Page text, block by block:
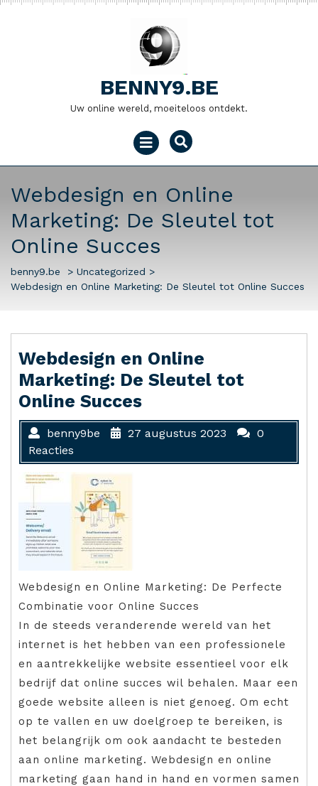
Naar
BENNY9.BE
Uw online wereld, moeiteloos ontdekt.
Menu
openen
Webdesign en Online
Marketing: De Sleutel tot
Online Succes
benny9.be > Uncategorized >
Webdesign en Online Marketing: De Sleutel tot Online Succes
Webdesign en Online
Marketing: De Sleutel tot
Online Succes
benny9be 27 augustus 2023
0
Reacties
Webdesign en Online Marketing: De Perfecte
Combinatie voor Online Succes
In de steeds veranderende wereld van het
internet is het hebben van een professionele
en aantrekkelijke website essentieel voor elk
bedrijf dat online succes wil behalen. Maar een
goede website alleen is niet genoeg. Om echt
op te vallen en uw doelgroep te bereiken, is
het belangrijk om ook aandacht te besteden
aan online marketing. Webdesign en online
marketing gaan hand in hand en vormen samen